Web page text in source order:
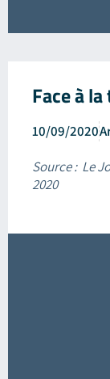
Face à
10/09/2020
Source : Le
2020